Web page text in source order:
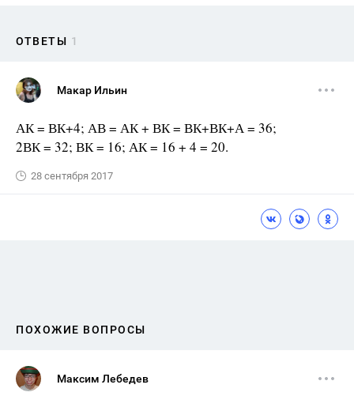
ОТВЕТЫ 1
Макар Ильин
АК = ВК+4; АВ = АК + ВК = ВК+ВК+А = 36;
2ВК = 32; ВК = 16; АК = 16 + 4 = 20.
28 сентября 2017
ПОХОЖИЕ ВОПРОСЫ
Максим Лебедев